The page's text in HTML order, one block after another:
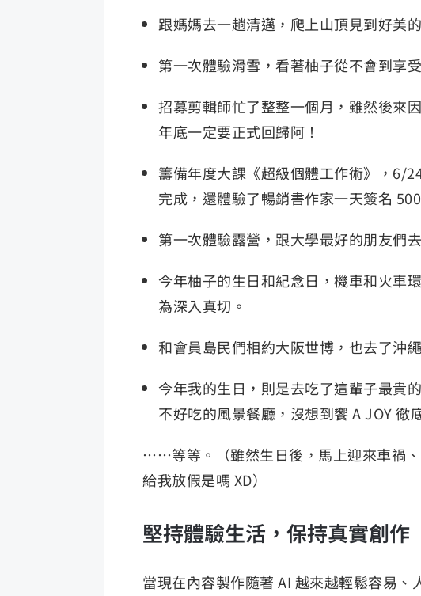
跟媽媽去一趟清邁，爬上山頂見到好美
第一次體驗滑雪，看著柚子從不會到享
招募剪輯師忙了整整一個月，雖然後來
年底一定要正式回歸阿！
籌備年度大課《超級個體工作術》，6/
完成，還體驗了暢銷書作家一天簽名
第一次體驗露營，跟大學最好的朋友們
今年柚子的生日和紀念日，機車和火車
為深入真切。
和會員島民們相約大阪世博，也去了沖
今年我的生日，則是去吃了這輩子最貴
不好吃的風景餐廳，沒想到饗 A JOY 徹
……等等。（雖然生日後，馬上迎來車禍
給我放假是嗎 XD）
堅持體驗生活，保持真實創作
當現在內容製作隨著 AI 越來越輕鬆容易